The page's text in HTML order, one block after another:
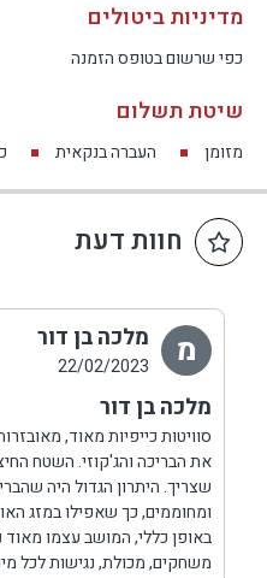
מדיניות ביטולים
כפי שרשום בטופס הזמנה
שיטת תשלום
מזומן העברה בנקאית
חוות דעת
מ מלכה בן דור
22/02/2023
מלכה בן דור
את הבריכה והג'קוזי. השטח
שצריך. היתרון הגדול היה
ומחוממים, כך שאפילו במזג
באופן כללי, המושב עצמו מאוד
משחקים, מכולת, נגישות לכל